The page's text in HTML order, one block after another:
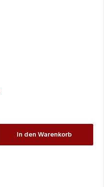
In den Warenkorb